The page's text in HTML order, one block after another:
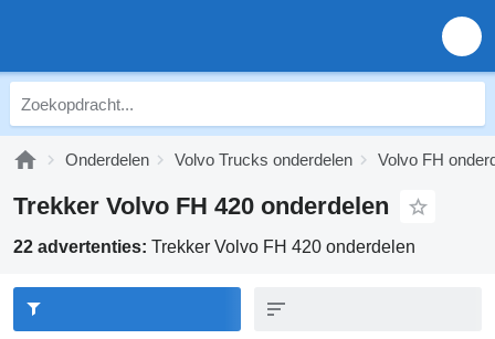
Onderdelen Volvo Trucks onderdelen Volvo FH
Trekker Volvo FH 420 onderdelen
22 advertenties: Trekker Volvo FH 420 onderdelen